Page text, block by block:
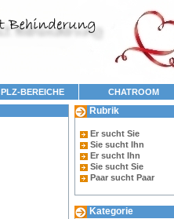
PLZ-BEREICHE CHATROOM
Rubrik
Er sucht Sie
Sie sucht Ihn
Er sucht Ihn
Sie sucht Sie
Paar sucht Paar
Kategorie